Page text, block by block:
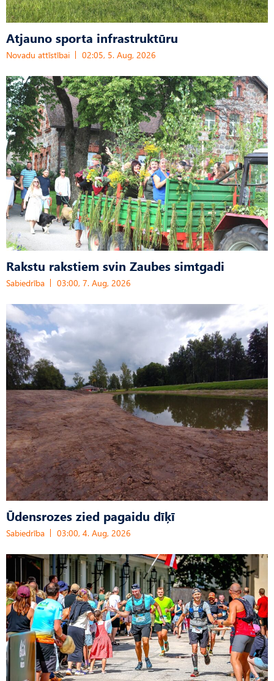
Atjauno sporta infrastruktūru
Novadu attīstībai 02:05, 5. Aug, 2026
Rakstu rakstiem svin Zaubes simtgadi
Sabiedrība 03:00, 7. Aug, 2026
Ūdensrozes zied pagaidu dīķī
Sabiedrība 03:00, 4. Aug, 2026